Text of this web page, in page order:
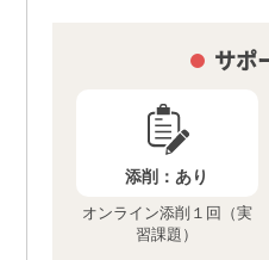
サポ
添削： あり
オンライン添削１回（実
習課題）